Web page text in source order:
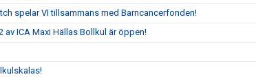
spelar VI tillsammans med Barncancerfonden!
av ICA Maxi Hällas Bollkul är öppen!